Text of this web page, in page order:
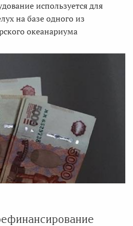
используется для
на базе одного из
океанариума